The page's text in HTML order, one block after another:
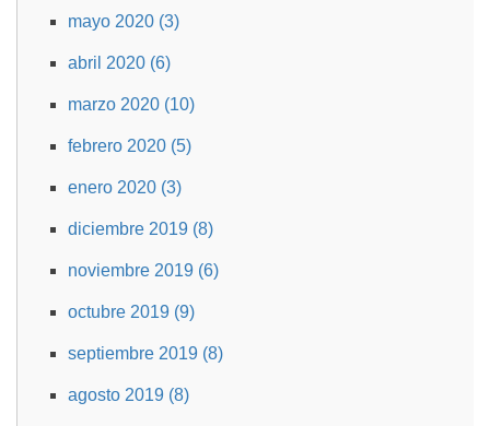
mayo 2020 (3)
abril 2020 (6)
marzo 2020 (10)
febrero 2020 (5)
enero 2020 (3)
diciembre 2019 (8)
noviembre 2019 (6)
octubre 2019 (9)
septiembre 2019 (8)
agosto 2019 (8)